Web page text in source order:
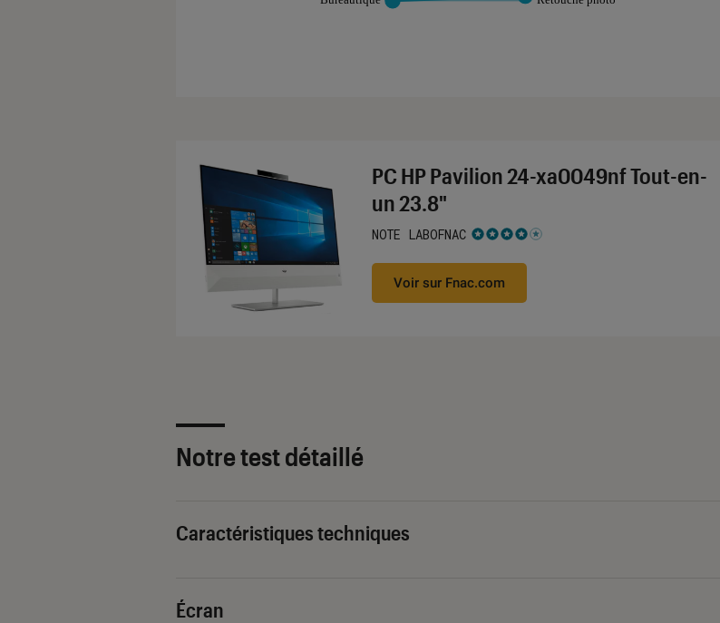
Les notes de ce graphique sont à retrouver dans l'onglet
PC HP Pavilion 24-xa0049nf Tout-en-
un 23.8"
NOTE LABOFNAC
Noté 4 étoiles sur 5
Voir sur Fnac.com
Notre test détaillé
Caractéristiques techniques
Écran